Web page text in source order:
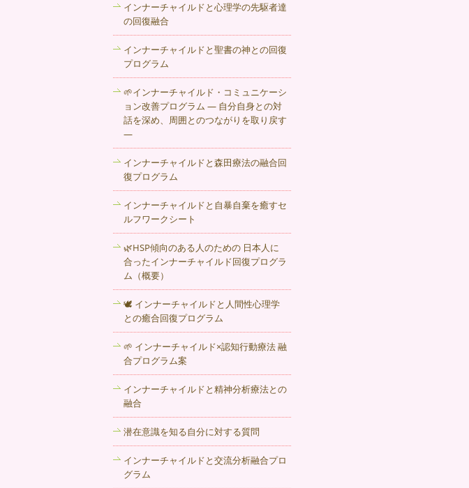
秋田市にある自由の子は心に深く傷を持
った人の苦しみや痛みを共有し凍りつい
てしまった心を溶かす手伝いを行ってい
るカウンセリングルームです。
生きていると、つらいことが沢山あると
思います。今、壁にぶつかってしまって
サービスを活用しましょう。
2017年11月9日
恋愛やご夫婦のコミュニケーションは多
くの人にとって、生涯にわたって課題に
ご家族や友人にお話し出来ないようなこ
ともあると思います。そんな時には、秋
田のカウンセリング 音楽カフェ 自由の
子 !までご相談ください。
2017年11月1日
心の中でもやもやしている悩み、話すこ
とでラクになる場合もあります。心理カ
ウンセリング 秋田のカウンセリングルー
ム 自由の子まで、お気軽にご相談くだ
2017年10月25日
いじめや引きこもり、登校拒否…お子様
のお悩みもご相談ください。相談方法は
インナーチャイルドと心理学の先駆者達
の回復融合
インナーチャイルドと聖書の神との回復
プログラム
🌱インナーチャイルド・コミュニケーシ
ョン改善プログラム ― 自分自身との対
話を深め、周囲とのつながりを取り戻す
―
インナーチャイルドと森田療法の融合回
復プログラム
インナーチャイルドと自暴自棄を癒すセ
ルフワークシート
🌿HSP傾向のある人のための 日本人に
合ったインナーチャイルド回復プログラ
ム（概要）
🕊 インナーチャイルドと人間性心理学
との癒合回復プログラム
🌱 インナーチャイルド×認知行動療法 融
合プログラム案
インナーチャイルドと精神分析療法との
融合
潜在意識を知る自分に対する質問
インナーチャイルドと交流分析融合プロ
グラム